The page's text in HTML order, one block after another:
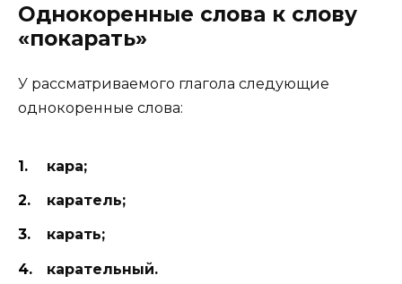
Однокоренные слова к слову
«покарать»
У рассматриваемого глагола следующие
однокоренные слова:
кара;
каратель;
карать;
карательный.